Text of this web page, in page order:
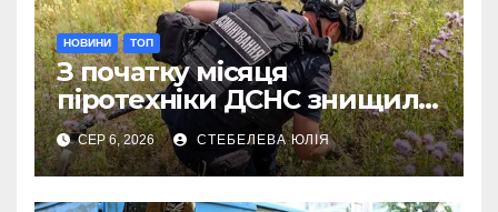
НОВИНИ ТОП
З початку місяця
піротехніки ДСНС знищили
18 вибухонебезпечних
предметів
СЕР 6, 2026 СТЕБЕЛЕВА ЮЛІЯ